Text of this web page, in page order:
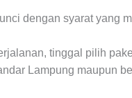
dengan syarat yang
tinggal pilih
Lampung maupun